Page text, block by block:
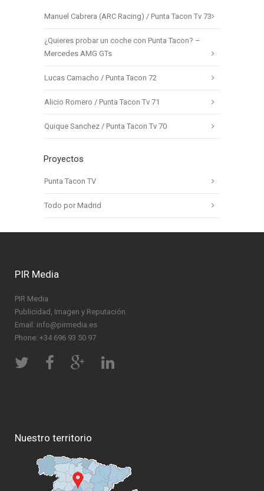
Manuel Cabrera (ARC Racing) / Punta Tacon Tv 73
¿Quieres probar un coche con Punta Tacon? –
Mercedes AMG GTs
Lucas Camacho / Punta Tacon 72
Alicio Romero / Punta Tacon Tv 71
Quique Sanchez / Punta Tacon Tv 70
Proyectos
Punta Tacon TV
Todo por Madrid
PIR Media
PIR Media
Publicidad, Imagen y Reputación
Email: info@pirmedia.es
Phone: +34 696 93 50 97
Nuestro territorio